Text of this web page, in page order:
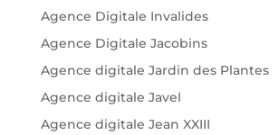
Agence Digitale Invalides
Agence Digitale Jacobins
Agence digitale Jardin des Plantes
Agence digitale Javel
Agence digitale Jean XXIII